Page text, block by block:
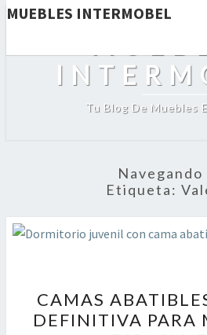
MUEBLES INTERMOBEL
Tu Blog De Muebles
Navegando
Etiqueta:
CAMAS
DEFINITIVA PARA